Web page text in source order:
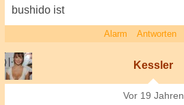
bushido ist
Alarm Antworten
Kessler
Vor 19 Jahren